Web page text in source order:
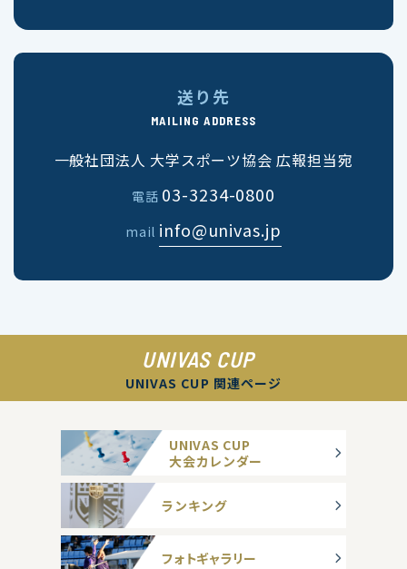
送り先
MAILING ADDRESS
一般社団法人 大学スポーツ協会 広報担当宛
電話 03-3234-0800
mail info@univas.jp
UNIVAS CUP
UNIVAS CUP 関連ページ
UNIVAS CUP
大会カレンダー
ランキング
フォトギャラリー